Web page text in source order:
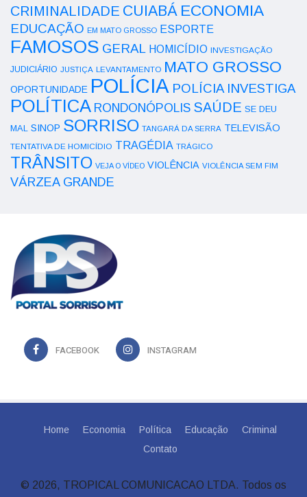
CRIMINALIDADE CUIABÁ ECONOMIA
EDUCAÇÃO EM MATO GROSSO ESPORTE
FAMOSOS GERAL HOMICÍDIO INVESTIGAÇÃO
JUDICIÁRIO JUSTIÇA LEVANTAMENTO MATO GROSSO
OPORTUNIDADE POLÍCIA POLÍCIA INVESTIGA
POLÍTICA RONDONÓPOLIS SAÚDE SE DEU
MAL SINOP SORRISO TANGARÁ DA SERRA TELEVISÃO
TENTATIVA DE HOMICÍDIO TRAGÉDIA TRÁGICO
TRÂNSITO VEJA O VÍDEO VIOLÊNCIA VIOLÊNCIA SEM FIM
VÁRZEA GRANDE
FACEBOOK INSTAGRAM
Home Economia Política Educação
Criminal
Contato
© 2026, TROPICAL COMUNICACAO LTDA. Todos os